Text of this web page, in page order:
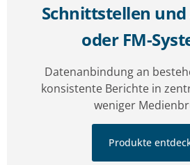
Schnittstellen und
oder FM-
Datenanbindung an
konsistente Berichte in
weniger
Produkte